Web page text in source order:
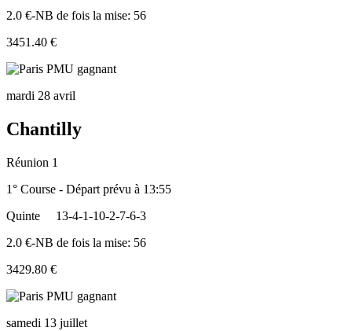
2.0 €-NB de fois la mise: 56
3451.40 €
mardi 28 avril
Chantilly
Réunion 1
1° Course - Départ prévu à 13:55
Quinte
13-4-1-10-2-7-6-3
2.0 €-NB de fois la mise: 56
3429.80 €
samedi 13 juillet